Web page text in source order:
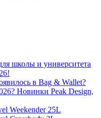
школы и университета
в Bag & Wallet?
Новинки Peak Design,
Weekender 25L